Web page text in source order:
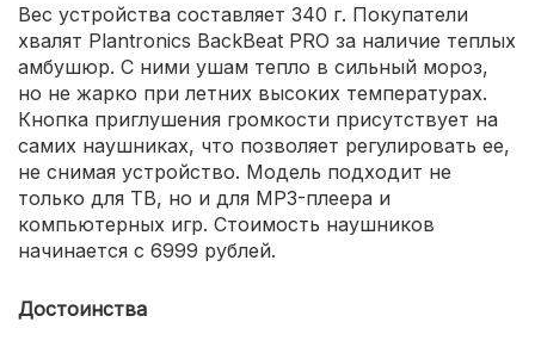
Вес устройства составляет 340 г. Покупатели
хвалят Plantronics BackBeat PRO за наличие теплых
амбушюр. С ними ушам тепло в сильный мороз,
но не жарко при летних высоких температурах.
Кнопка приглушения громкости присутствует на
самих наушниках, что позволяет регулировать ее,
не снимая устройство. Модель подходит не
только для ТВ, но и для MP3-плеера и
компьютерных игр. Стоимость наушников
начинается с 6999 рублей.
Достоинства